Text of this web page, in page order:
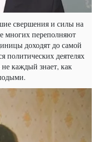
свершения и силы на
многих переполняют
доходят до самой
деятелях
каждый знает, как